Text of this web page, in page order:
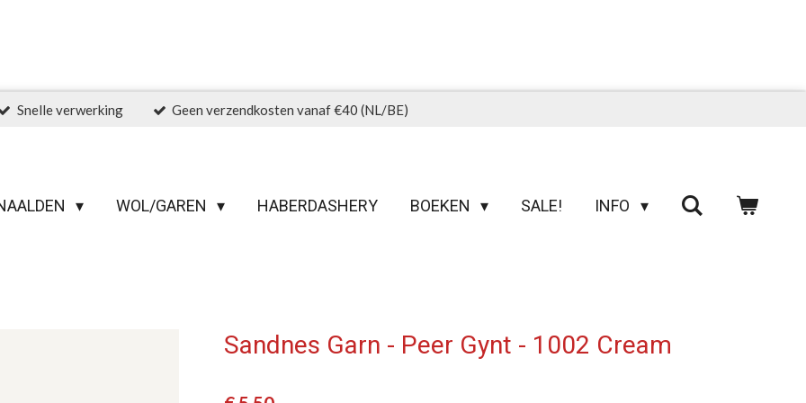
Snelle verwerking Geen verzendkosten vanaf €40 (NL/BE)
WOL/GAREN HABERDASHERY BOEKEN SALE! INFO
Sandnes Garn - Peer Gynt - 1002 Cream